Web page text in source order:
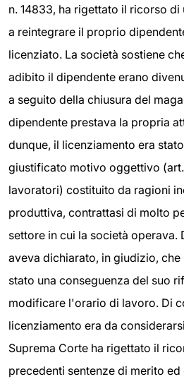
n. 14833, ha rigettato il ricorso
a reintegrare il proprio
licenziato. La società sostiene
adibito il dipendente erano
a seguito della chiusura del
dipendente prestava la propria
dunque, il licenziamento era
giustificato motivo oggettivo
lavoratori) costituito da ragioni
produttiva, contrattasi di molto
settore in cui la società operava.
aveva dichiarato, in giudizio,
stato una conseguenza del suo
modificare l'orario di lavoro. Di
licenziamento era da
Suprema Corte ha rigettato il
precedenti sentenze di merito